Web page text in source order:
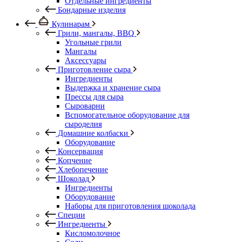
Бондарные изделия
Кулинарам
Грили, мангалы, BBQ
Угольные грили
Мангалы
Аксессуары
Приготовление сыра
Ингредиенты
Выдержка и хранение сыра
Прессы для сыра
Сыроварни
Вспомогательное оборудование для
сыроделия
Домашние колбаски
Оборудование
Консервация
Копчение
Хлебопечение
Шоколад
Ингредиенты
Оборудование
Наборы для приготовления шоколада
Специи
Ингредиенты
Кисломолочное